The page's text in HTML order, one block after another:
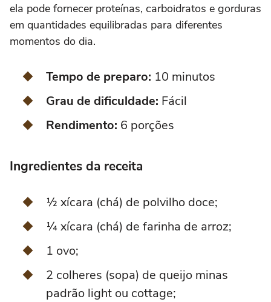
ela pode fornecer proteínas, carboidratos e gorduras
em quantidades equilibradas para diferentes
momentos do dia.
Tempo de preparo: 10 minutos
Grau de dificuldade: Fácil
Rendimento: 6 porções
Ingredientes da receita
½ xícara (chá) de polvilho doce;
¼ xícara (chá) de farinha de arroz;
1 ovo;
2 colheres (sopa) de queijo minas
padrão light ou cottage;